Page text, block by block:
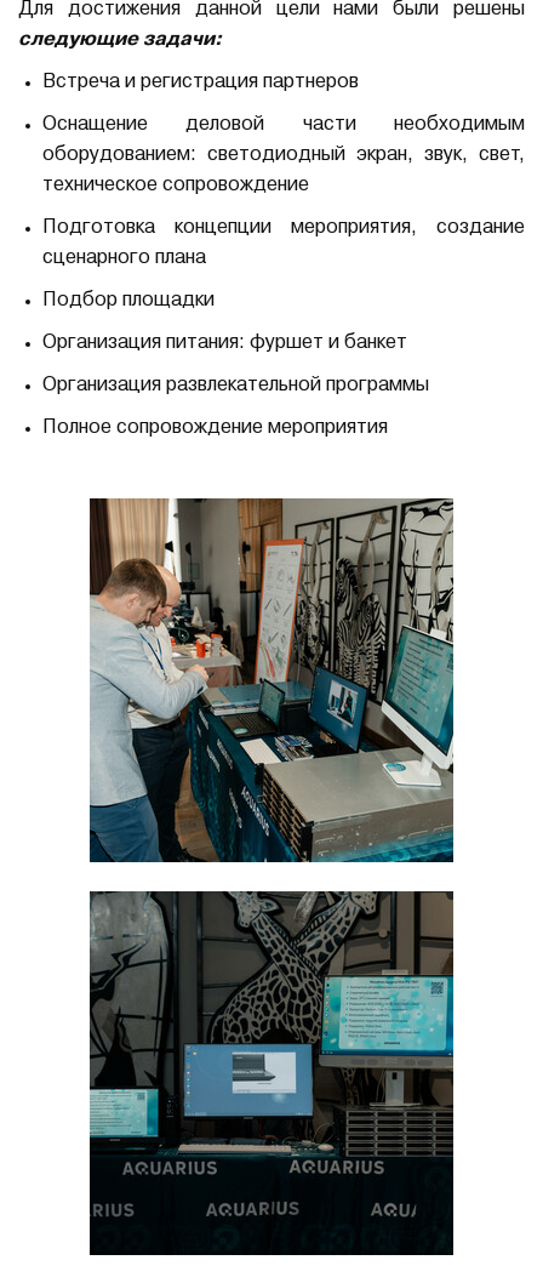
Для достижения данной цели нами были решены
следующие задачи:
Встреча и регистрация партнеров
Оснащение деловой части необходимым
оборудованием: светодиодный экран, звук, свет,
техническое сопровождение
Подготовка концепции мероприятия, создание
сценарного плана
Подбор площадки
Организация питания: фуршет и банкет
Организация развлекательной программы
Полное сопровождение мероприятия